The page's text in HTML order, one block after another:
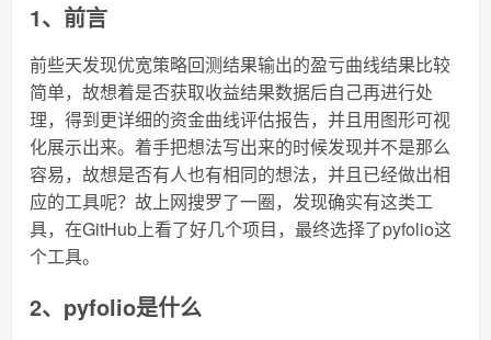
1、前言
前些天发现优宽策略回测结果输出的盈亏曲线结果比较
简单，故想着是否获取收益结果数据后自己再进行处
理，得到更详细的资金曲线评估报告，并且用图形可视
化展示出来。着手把想法写出来的时候发现并不是那么
容易，故想是否有人也有相同的想法，并且已经做出相
应的工具呢？故上网搜罗了一圈，发现确实有这类工
具，在GitHub上看了好几个项目，最终选择了pyfolio这
个工具。
2、pyfolio是什么